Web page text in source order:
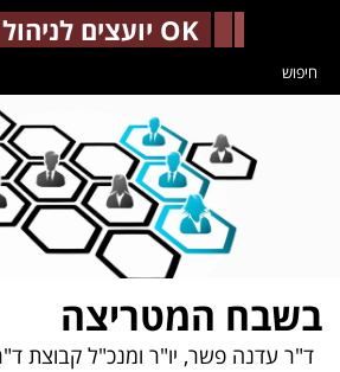
OK יועצים לניהול
חיפוש
בשבח המטריצה
ד"ר עדנה פשר, יו"ר ומנכ"ל קבוצת